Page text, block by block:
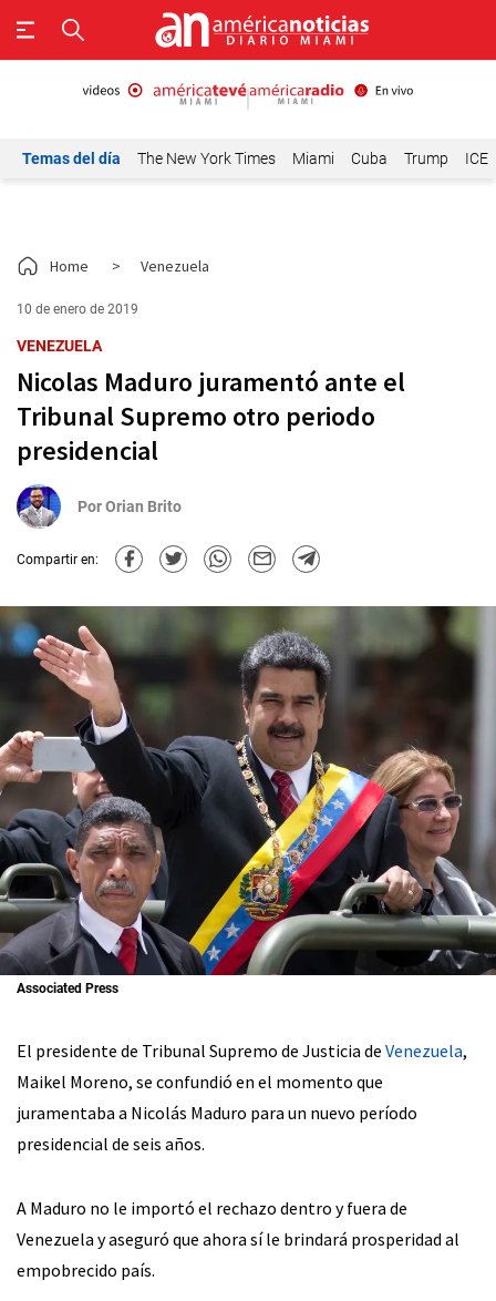
Temas del día The New York Times Miami Cuba Trump ICE
Home > Venezuela
10 de enero de 2019
VENEZUELA
Nicolas Maduro juramentó ante el
Tribunal Supremo otro periodo
presidencial
PorOrian Brito
Compartir en:
Associated Press
El presidente de Tribunal Supremo de Justicia de Venezuela,
Maikel Moreno, se confundió en el momento que
juramentaba a Nicolás Maduro para un nuevo período
presidencial de seis años.
A Maduro no le importó el rechazo dentro y fuera de
Venezuela y aseguró que ahora sí le brindará prosperidad al
empobrecido país.